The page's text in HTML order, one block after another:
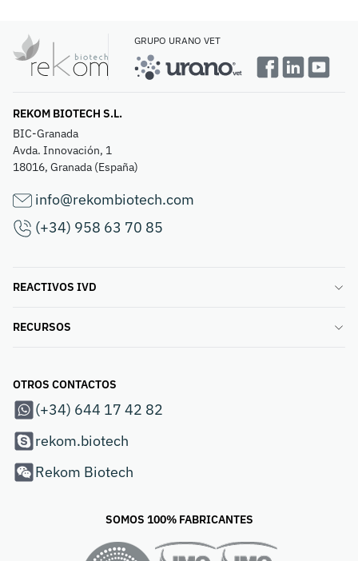
GRUPO URANO VET
REKOM BIOTECH S.L.
BIC-Granada
Avda. Innovación, 1
18016, Granada (España)
info@rekombiotech.com
(+34) 958 63 70 85
REACTIVOS IVD
RECURSOS
OTROS CONTACTOS
(+34) 644 17 42 82
rekom.biotech
Rekom Biotech
SOMOS 100% FABRICANTES